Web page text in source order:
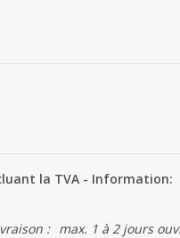
la TVA - Information:
: max. 1 à 2 jours